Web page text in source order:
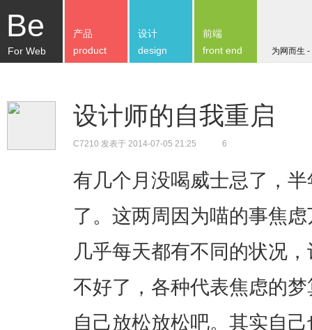
Be
For Web 为网而生
产品
product
设计
design
前端
front end
设计师的自我重启
C7210 发表于 2014-07-05 21:25 6
有几个月没喝威士忌了，
了。这两周因为喵的事焦
几乎每天都有不同的状况
不好了，各种代表焦虑的
自己放松放松吧。其实自